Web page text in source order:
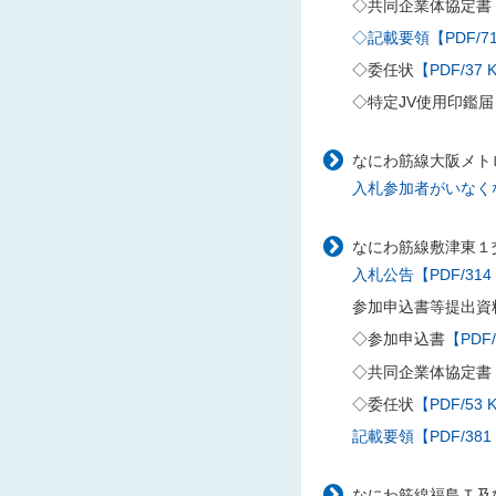
◇共同企業体協定書
◇記載要領【PDF/
◇委任状 【PDF/37
◇特定JV使用印鑑届
なにわ筋線大阪メ
入札参加者がいな
なにわ筋線敷津東
入札公告【PDF/314
参加申込書等提出資
◇参加申込書【
◇共同企業体協定書
◇委任状 【PDF/53
記載要領【PDF/381